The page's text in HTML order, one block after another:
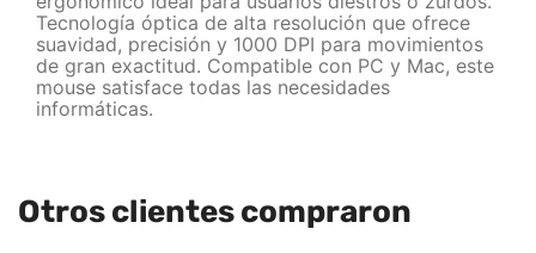
Tecnología óptica de alta resolución que ofrece
suavidad, precisión y 1000 DPI para movimientos
de gran exactitud. Compatible con PC y Mac, este
mouse satisface todas las necesidades
informáticas.
Otros clientes compraron